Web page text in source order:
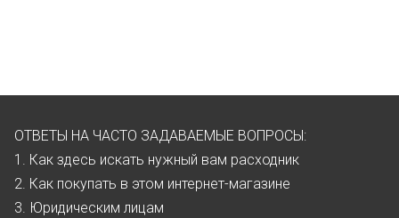
ОТВЕТЫ НА ЧАСТО ЗАДАВАЕМЫЕ ВОПРОСЫ:
1. Как здесь искать нужный вам расходник
2. Как покупать в этом интернет-магазине
3. Юридическим лицам